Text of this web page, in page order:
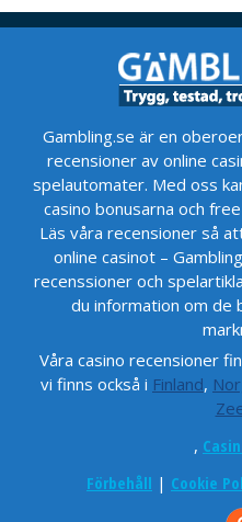
Gambling.se är en
recensioner av online
spelautomater. Med oss
casino bonusarna och
Läs våra recensioner så
online casinot –
recenssioner och
du information om de
Våra casino recensioner
vi finns också i Finland,
,
Förbehåll | Cookie